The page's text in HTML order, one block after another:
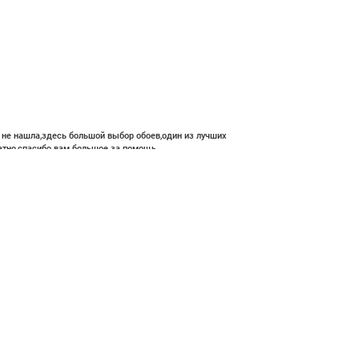
нашла,здесь большой выбор обоев,один из лучших
вам большое за помощь.